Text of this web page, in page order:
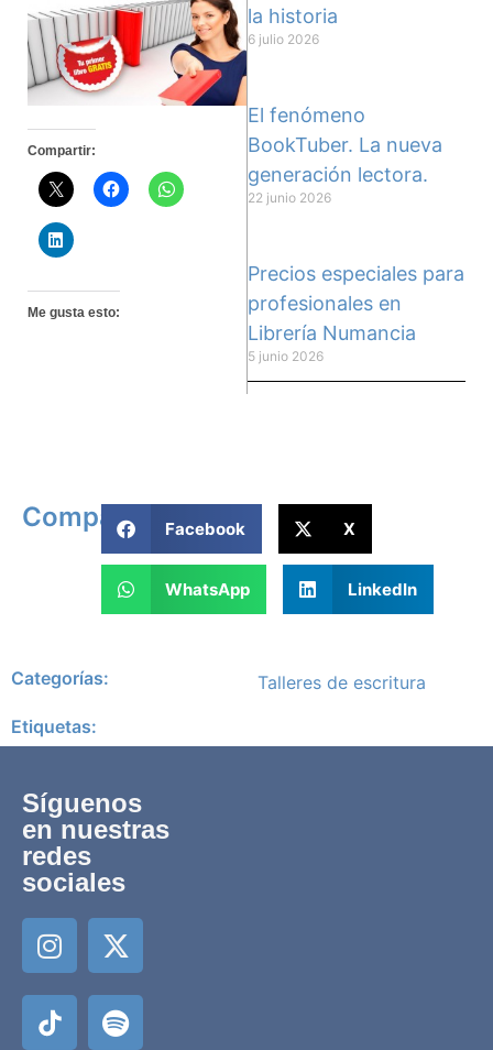
Compartir:
Me gusta esto:
la historia
6 julio 2026
El fenómeno
BookTuber. La nueva
generación lectora.
22 junio 2026
Precios especiales para
profesionales en
Librería Numancia
5 junio 2026
Compartir Facebook X
WhatsApp LinkedIn
Categorías:
Talleres de escritura
Etiquetas:
Síguenos
en nuestras
redes
sociales